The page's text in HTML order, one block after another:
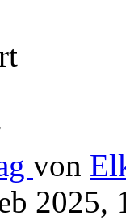
von
2025,